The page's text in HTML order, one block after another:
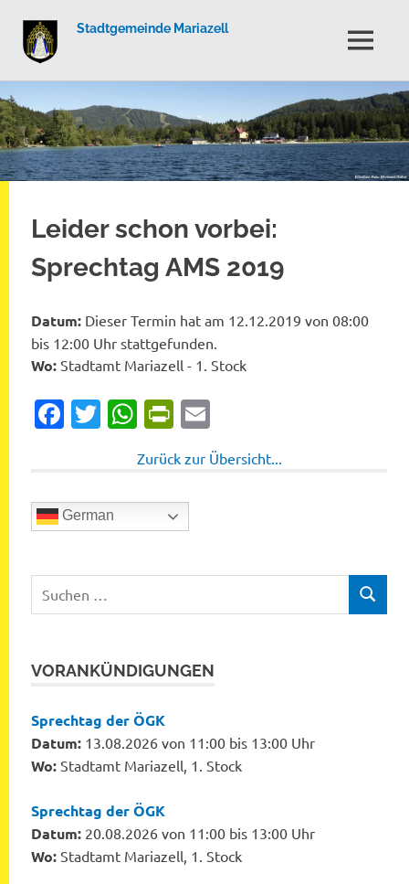
Inhalt
springen
Stadtgemeinde Mariazell
MENÜ
Leider schon vorbei:
Sprechtag AMS 2019
Datum: Dieser Termin hat am 12.12.2019 von 08:00
bis 12:00 Uhr stattgefunden.
Wo: Stadtamt Mariazell - 1. Stock
Facebook
Twitter
WhatsApp
PrintFriendly
Zurück zur Übersicht...
German
nach:
SUCHEN
VORANKÜNDIGUNGEN
Sprechtag der ÖGK
Datum: 13.08.2026 von 11:00 bis 13:00 Uhr
Wo: Stadtamt Mariazell, 1. Stock
Sprechtag der ÖGK
Datum: 20.08.2026 von 11:00 bis 13:00 Uhr
Wo: Stadtamt Mariazell, 1. Stock